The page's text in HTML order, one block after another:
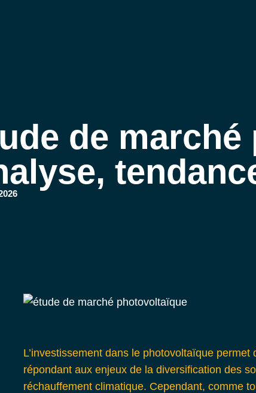
de
L’investissement dans le photovoltaïque permet
répondant aux enjeux de la diversification des
réchauffement climatique. Cependant, comme